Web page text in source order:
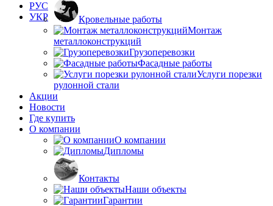
РУС
УКР
Кровельные работы
Монтаж
металлоконструкций
Грузоперевозки
Фасадные работы
Услуги порезки
рулонной стали
Акции
Новости
Где купить
О компании
О компании
Дипломы
Контакты
Наши объекты
Гарантии